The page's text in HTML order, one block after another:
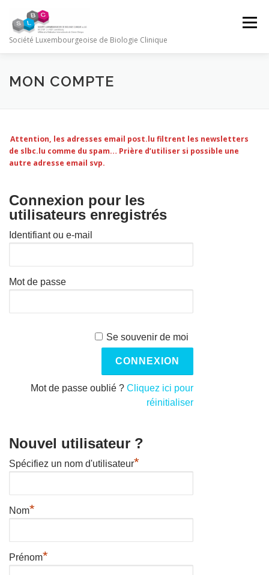
contenu
Société Luxembourgeoise de Biologie Clinique
Menu
LOGIN MON COMPTE
MON COMPTE
Attention, les adresses email post.lu filtrent les newsletters
de slbc.lu comme du spam… Prière d’utiliser si possible une
autre adresse email svp.
Connexion pour les
utilisateurs enregistrés
Identifiant ou e-mail
Mot de passe
Se souvenir de moi
Mot de passe oublié ?Cliquez ici pour
réinitialiser
Nouvel utilisateur ?
Spécifiez un nom d'utilisateur*
Nom*
Prénom*